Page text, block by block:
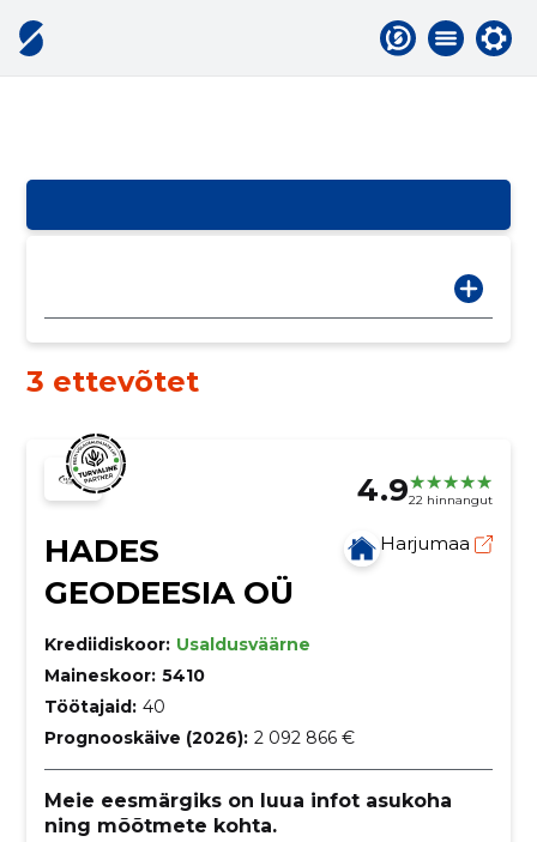
3 ettevõtet
4.922 hinnangut
HADES
GEODEESIA OÜ
Harjumaa
Krediidiskoor: Usaldusväärne
Maineskoor: 5410
Töötajaid: 40
Prognooskäive (2026): 2 092 866 €
Meie eesmärgiks on luua infot asukoha
ning mõõtmete kohta.